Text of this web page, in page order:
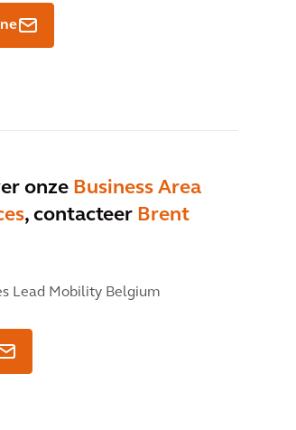
onze Business Area
, contacteer Brent
Lead Mobility Belgium